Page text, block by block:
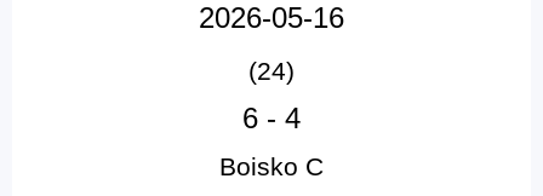
2026-05-16
(24)
6 - 4
Boisko C